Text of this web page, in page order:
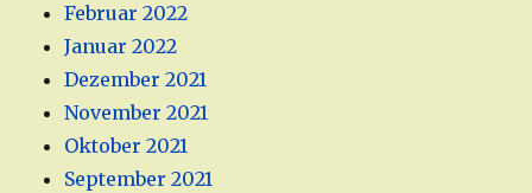
Februar 2022
Januar 2022
Dezember 2021
November 2021
Oktober 2021
September 2021